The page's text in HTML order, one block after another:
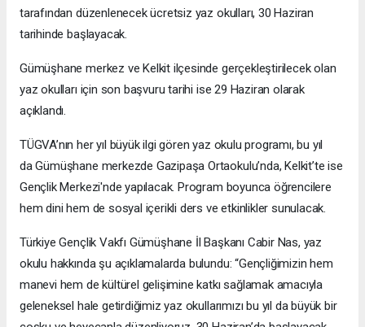
tarafından düzenlenecek ücretsiz yaz okulları, 30 Haziran
tarihinde başlayacak.
Gümüşhane merkez ve Kelkit ilçesinde gerçekleştirilecek olan
yaz okulları için son başvuru tarihi ise 29 Haziran olarak
açıklandı.
TÜGVA’nın her yıl büyük ilgi gören yaz okulu programı, bu yıl
da Gümüşhane merkezde Gazipaşa Ortaokulu’nda, Kelkit’te ise
Gençlik Merkezi'nde yapılacak. Program boyunca öğrencilere
hem dini hem de sosyal içerikli ders ve etkinlikler sunulacak.
Türkiye Gençlik Vakfı Gümüşhane İl Başkanı Cabir Nas, yaz
okulu hakkında şu açıklamalarda bulundu: “Gençliğimizin hem
manevi hem de kültürel gelişimine katkı sağlamak amacıyla
geleneksel hale getirdiğimiz yaz okullarımızı bu yıl da büyük bir